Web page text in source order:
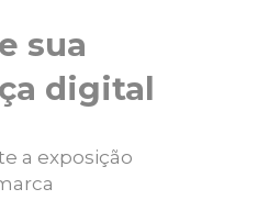
sua
digital
a exposição